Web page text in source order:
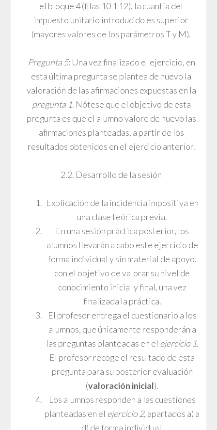
el bloque 4 (filas 10 1 12), la cuantía del
impuesto unitario introducido es superior
(mayores valores de los parámetros T y M).
Pregunta 5: Una vez finalizado el ejercicio, en
esta última pregunta se plantea de nuevo la
valoración de las afirmaciones expuestas en la
pregunta 1. Nótese que el objetivo de esta
pregunta es que el alumno valore de nuevo las
afirmaciones planteadas, a partir de los
resultados obtenidos en el ejercicio anterior.
2.2. Desarrollo de la sesión
Explicación de la incidencia impositiva en
una clase teórica previa.
En una sesión práctica posterior, los
alumnos llevarán a cabo este ejercicio de
forma individual y sin material de apoyo,
con el objetivo de valorar su nivel de
conocimiento inicial y final, una vez
finalizada la práctica.
El profesor entrega el cuestionario a los
alumnos, que únicamente responderán a
las preguntas planteadas en el ejercicio 1.
El profesor recoge el resultado de esta
pregunta para su posterior evaluación
(valoración inicial).
Los alumnos responden a las cuestiones
planteadas en el ejercicio 2, apartados a) a
d) de forma individual.